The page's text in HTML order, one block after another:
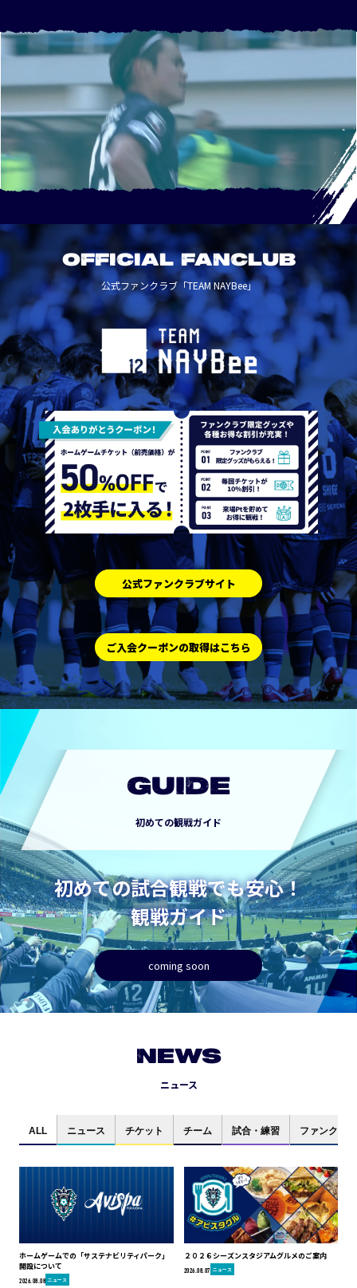
OFFICIAL FANCLUB
公式ファンクラブ「TEAM NAYBee」
公式ファンクラブサイト
ご入会クーポンの取得はこちら
GUIDE
初めての観戦ガイド
初めての試合観戦でも安心！
観戦ガイド
coming soon
NEWS
ニュース
ALL ニュース チケット チーム 試合・練習 ファンクラブ
ホームゲームでの「サステナビリティパーク」
開設について
2026.08.08 ニュース
２０２６シーズンスタジアムグルメのご案内
2026.08.07 ニュース